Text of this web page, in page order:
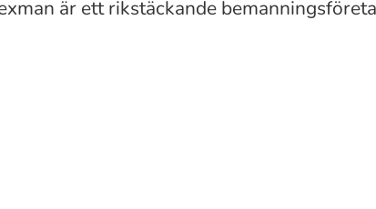
är ett rikstäckande